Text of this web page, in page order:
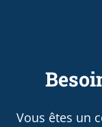
Vous êtes un